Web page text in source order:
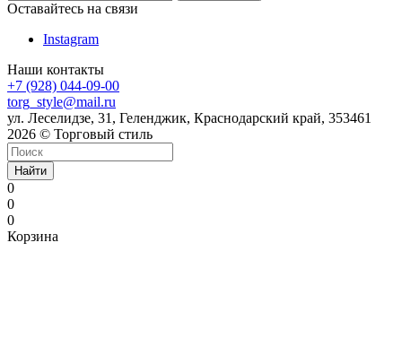
Оставайтесь на связи
Instagram
Наши контакты
+7 (928) 044-09-00
torg_style@mail.ru
ул. Леселидзе, 31, Геленджик, Краснодарский край, 353461
2026 © Торговый стиль
Найти
0
0
0
Корзина